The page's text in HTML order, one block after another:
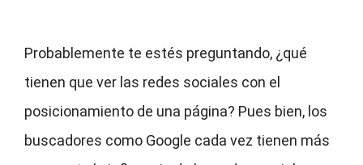
Probablemente te estés preguntando, ¿qué
tienen que ver las redes sociales con el
posicionamiento de una página? Pues bien, los
buscadores como Google cada vez tienen más